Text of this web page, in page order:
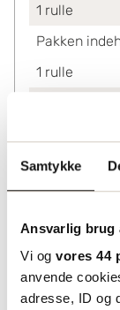
Samtykke
Ansvarlig brug
Vi og vores 44
anvende
adresse, ID og
1 rulle
Pakken
1 rulle
Ved køb af
1-9
10-47
48+